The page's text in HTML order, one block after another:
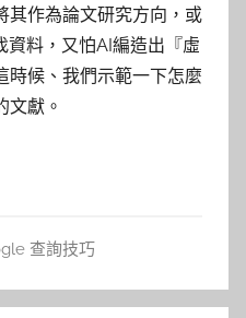
其作為論文研究方向，或
資料，又怕AI編造出『虛
時候、我們示範一下怎麼
文獻。
查詢技巧